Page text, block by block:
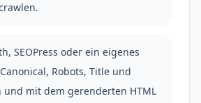
SEOPress oder ein eigenes
Robots, Title und
und mit dem gerenderten HTML